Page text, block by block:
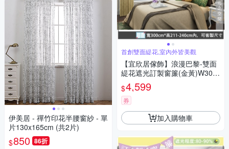
伊美居 - 禪竹印花半腰窗紗 - 單
片130x165cm (共2片)
$850 86折
首創雙面緹花,室內外皆美觀
【宜欣居傢飾】浪漫巴黎-雙面
緹花遮光訂製窗簾(金黃)W300*
H211-240cm以內*2片/台灣製
$4,599
券
加入購物車